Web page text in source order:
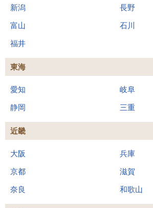
新潟 長野
富山 石川
福井
東海
愛知 岐阜
静岡 三重
近畿
大阪 兵庫
京都 滋賀
奈良 和歌山